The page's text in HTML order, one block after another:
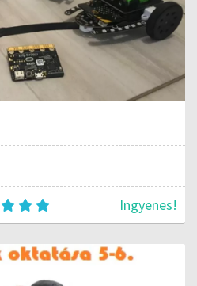
Ingyenes!